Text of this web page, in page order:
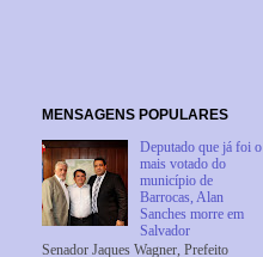
MENSAGENS POPULARES
Deputado que já foi o
mais votado do
município de
Barrocas, Alan
Sanches morre em
Salvador
Senador Jaques Wagner, Prefeito